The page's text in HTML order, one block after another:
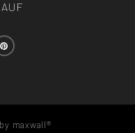
maxwall®